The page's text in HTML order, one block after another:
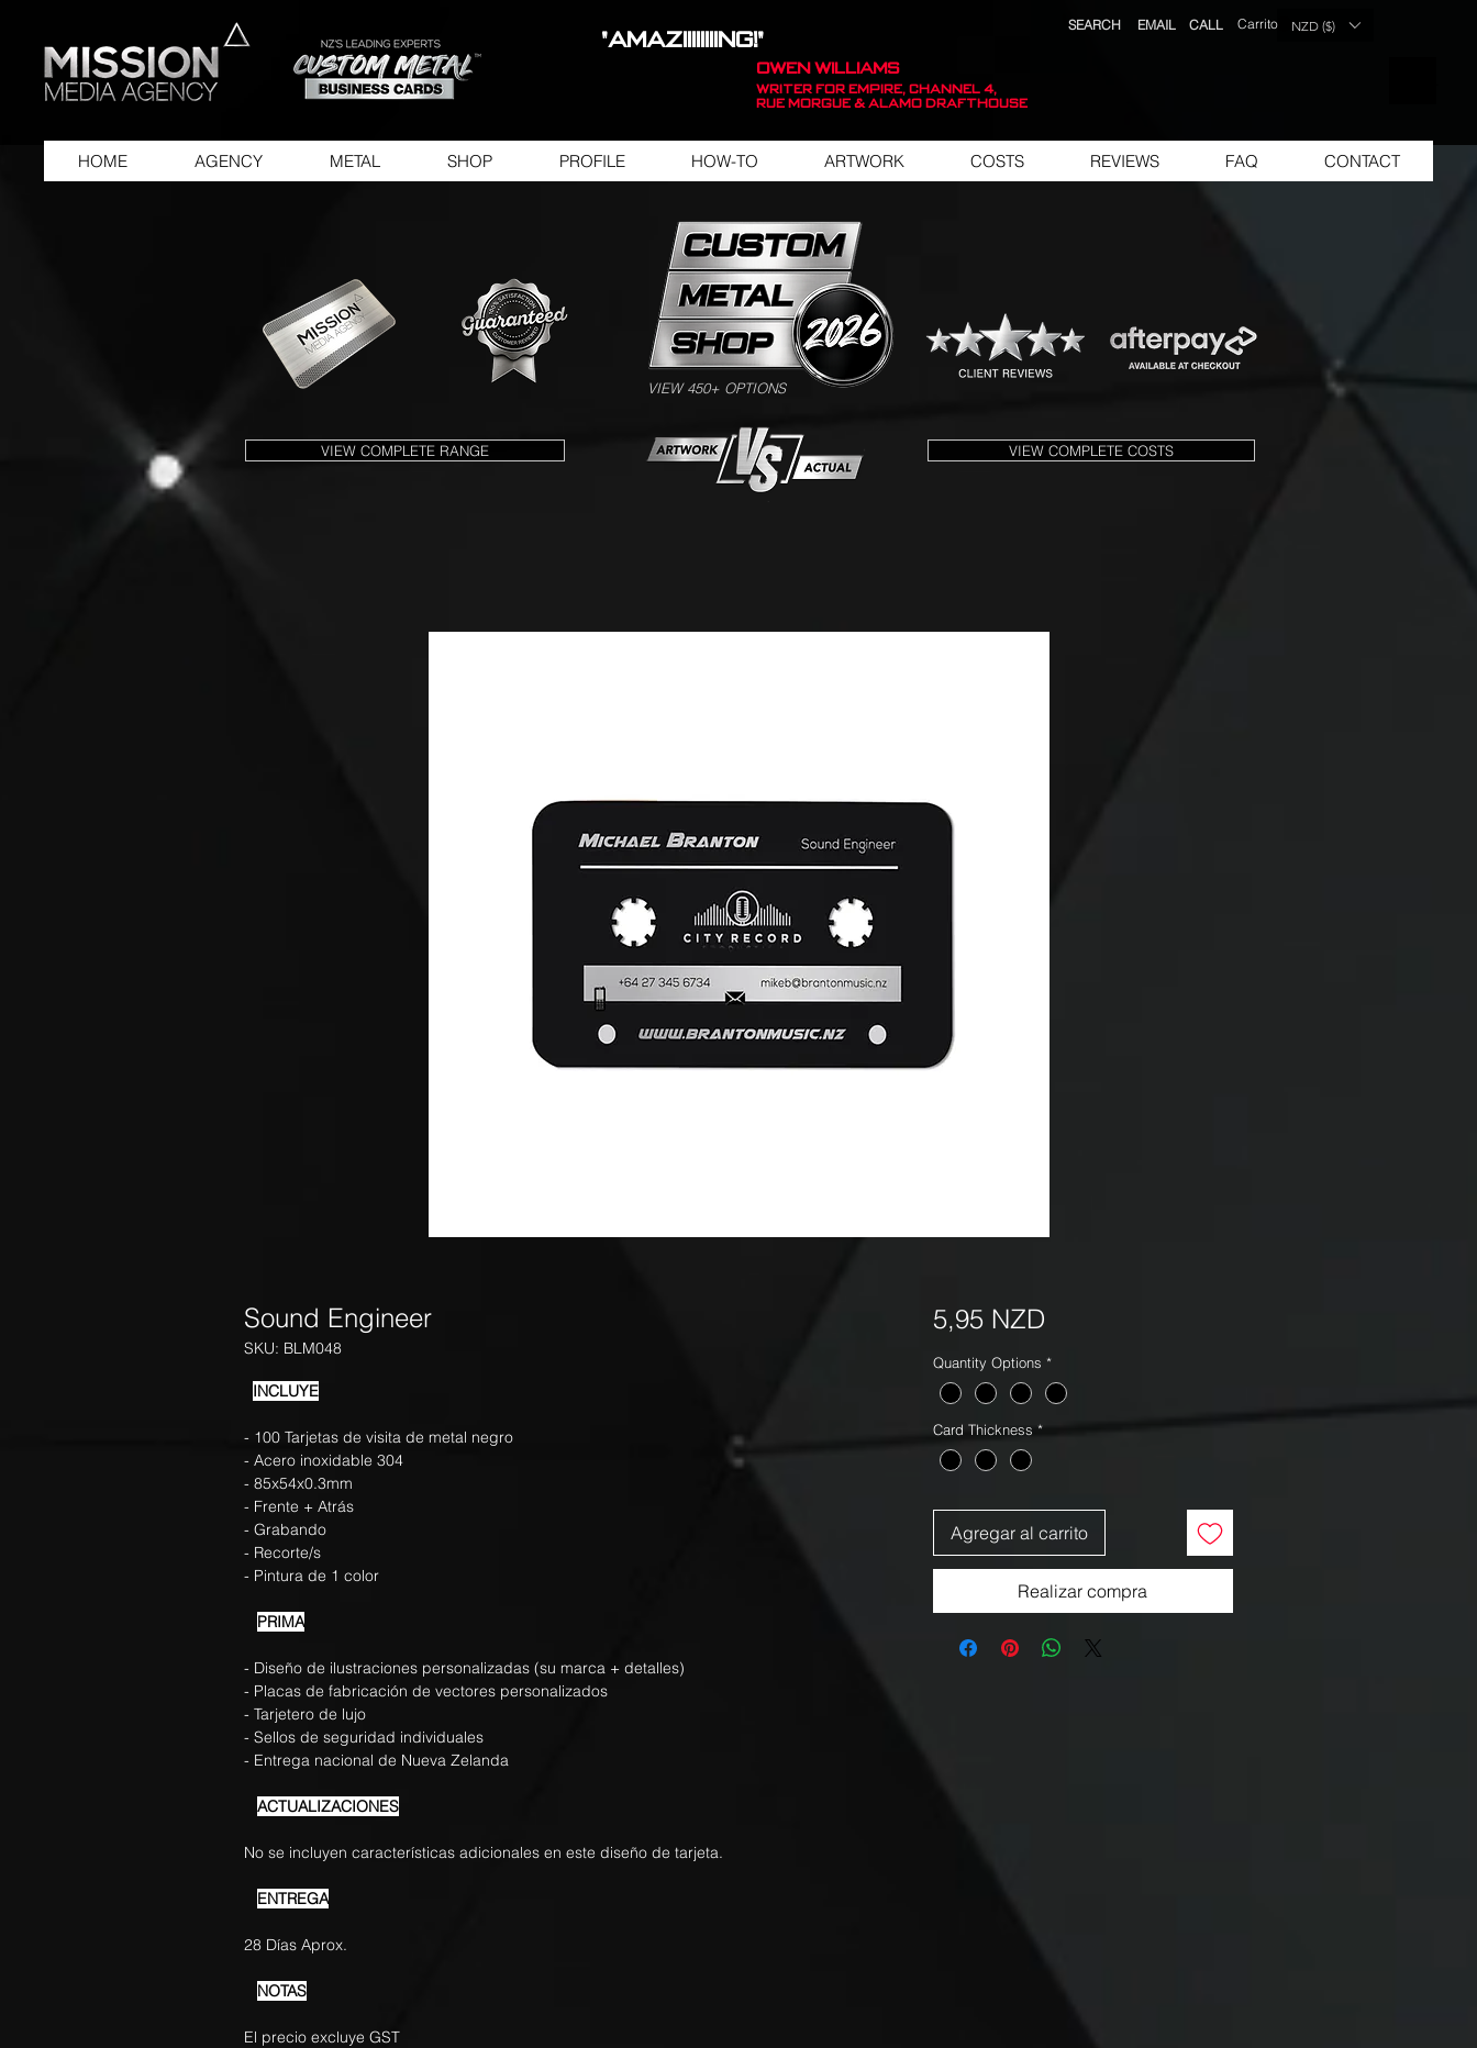
"AMAZIIIIIIIING!"
OWEN WILLIAMS
WRITER FOR EMPIRE, Channel 4,
Rue Morgue & Alamo Drafthouse
NZD ($)
CALL
SEARCH Carrito
EMAIL
HOME AGENCY METAL SHOP PROFILE HOW-TO ARTWORK COSTS REVIEWS FAQ CONTACT
SWIPE FOR ARTWORK EXAMPLES
VIEW 450+ OPTIONS
Sound Engineer
SKU: BLM048
INCLUYE
- 100 Tarjetas de visita de metal negro
- Acero inoxidable 304
- 85x54x0.3mm
- Frente + Atrás
- Grabando
- Recorte/s
- Pintura de 1 color
PRIMA
- Diseño de ilustraciones personalizadas (su marca + detalles)
- Placas de fabricación de vectores personalizados
- Tarjetero de lujo
- Sellos de seguridad individuales
- Entrega nacional de Nueva Zelanda
ACTUALIZACIONES
No se incluyen características adicionales en este diseño de tarjeta.
ENTREGA
28 Días Aprox.
NOTAS
El precio excluye GST
5,95 NZDPrecio
Quantity Options *
Card Thickness *
Agregar al carrito
Realizar compra
VIEW COMPLETE RANGE VIEW COMPLETE COSTS